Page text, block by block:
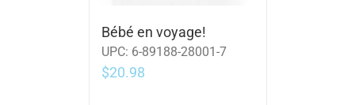
Bébé en voyage!
UPC: 6-89188-28001-7
$20.98